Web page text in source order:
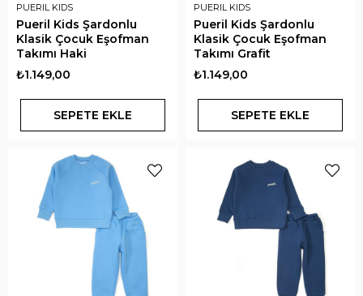
PUERIL KIDS
Pueril Kids Şardonlu
Klasik Çocuk Eşofman
Takımı Haki
₺1.149,00
SEPETE EKLE
PUERIL KIDS
Pueril Kids Şardonlu
Klasik Çocuk Eşofman
Takımı Grafit
₺1.149,00
SEPETE EKLE